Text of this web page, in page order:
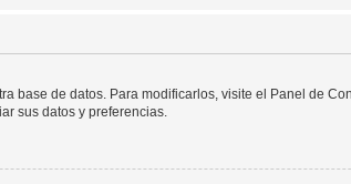
base de datos. Para modificarlos, visite el Panel de
sus datos y preferencias.